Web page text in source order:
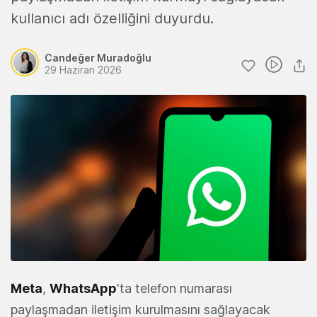
kullanıcı adı özelliğini duyurdu.
Candeğer Muradoğlu
29 Haziran 2026
Meta, WhatsApp'ta telefon numarası
paylaşmadan iletişim kurulmasını sağlayacak